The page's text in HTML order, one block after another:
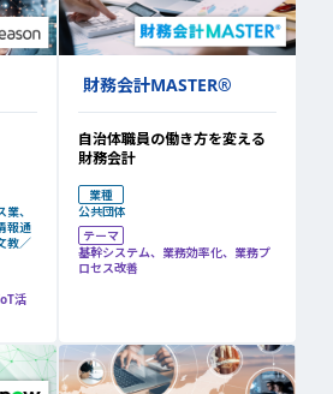
、
報通
教／
活
財務会計MASTER®
自治体職員の働き方を変える
財務会計
業種
公共団体
テーマ
基幹システム、業務効率化、業務プ
ロセス改善